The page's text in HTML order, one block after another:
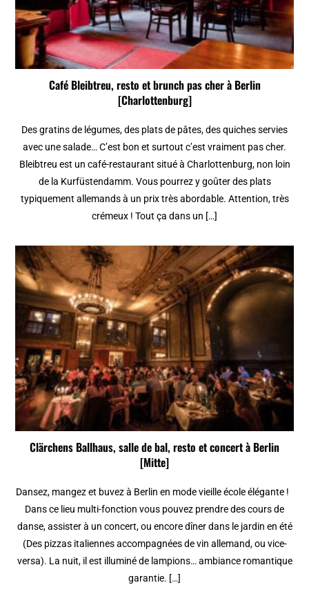
Café Bleibtreu, resto et brunch pas cher à Berlin
[Charlottenburg]
Des gratins de légumes, des plats de pâtes, des quiches servies
avec une salade… C’est bon et surtout c’est vraiment pas cher.
Bleibtreu est un café-restaurant situé à Charlottenburg, non loin
de la Kurfüstendamm. Vous pourrez y goûter des plats
typiquement allemands à un prix très abordable. Attention, très
crémeux ! Tout ça dans un […]
Clärchens Ballhaus, salle de bal, resto et concert à Berlin
[Mitte]
Dansez, mangez et buvez à Berlin en mode vieille école élégante !
Dans ce lieu multi-fonction vous pouvez prendre des cours de
danse, assister à un concert, ou encore dîner dans le jardin en été
(Des pizzas italiennes accompagnées de vin allemand, ou vice-
versa). La nuit, il est illuminé de lampions… ambiance romantique
garantie. […]